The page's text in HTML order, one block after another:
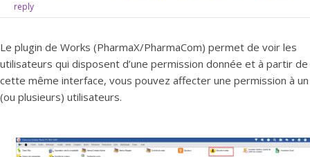
reply
Le plugin de Works (PharmaX/PharmaCom) permet de voir les
utilisateurs qui disposent d’une permission donnée et à partir de
cette même interface, vous pouvez affecter une permission à un
(ou plusieurs) utilisateurs.